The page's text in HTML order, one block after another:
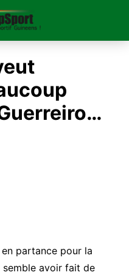
partance pour la
semble avoir fait de